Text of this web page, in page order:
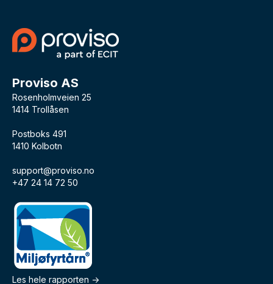
Proviso AS
Rosenholmveien 25
1414 Trollåsen
Postboks 491
1410 Kolbotn
support@proviso.no
+47 24 14 72 50
Les hele rapporten ->